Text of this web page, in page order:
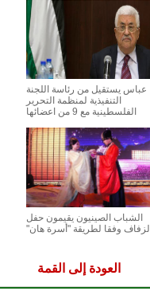
عباس يستقيل من رئاسة اللجنة
التنفيذية لمنظمة التحرير
الفلسطينية مع 9 من اعضائها
الشباب الصينيون يقيمون حفل
الزفاف وفقا لطريقة "أسرة هان"
العودة إلى القمة